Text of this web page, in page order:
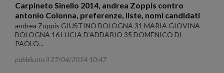
Carpineto Sinello 2014, andrea Zoppis contro
antonio Colonna, preferenze, liste, nomi candidati
andrea Zoppis GIUSTINO BOLOGNA 31 MARIA GIOVINA
BOLOGNA 16 LUCIA D’ADDARIO 35 DOMENICO DI
PAOLO...
pubblicato il 27/04/2014 10:47